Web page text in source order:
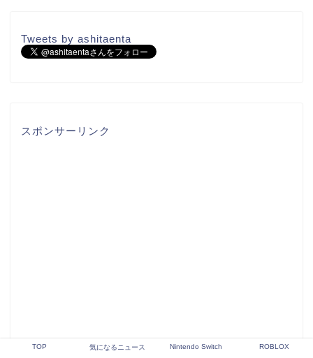
Tweets by ashitaenta
スポンサーリンク
TOP 気になるニュース Nintendo Switch ROBLOX